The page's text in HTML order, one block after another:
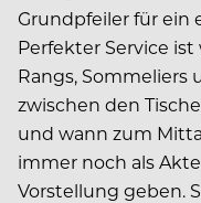
Grundpfeiler für ein
Perfekter Service ist
Rangs, Sommeliers
zwischen den
und wann zum
immer noch als
Vorstellung geben.